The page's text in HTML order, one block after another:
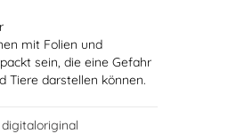
mit Folien und
sein, die eine Gefahr
Tiere darstellen können.
digitaloriginal